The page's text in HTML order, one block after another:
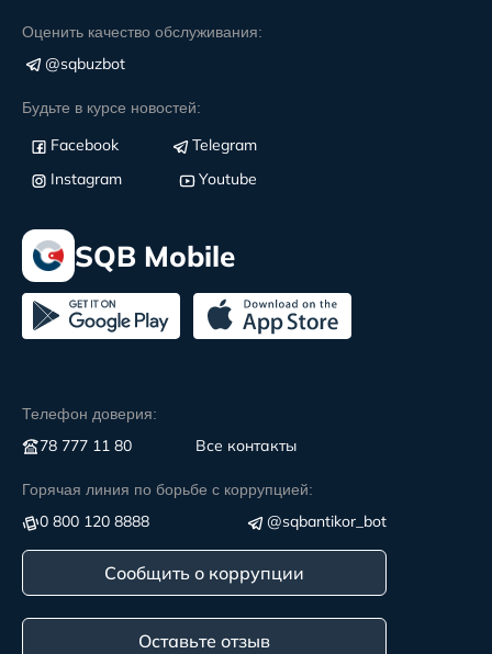
Оценить качество обслуживания:
@sqbuzbot
Будьте в курсе новостей:
Facebook
Telegram
Instagram
Youtube
SQB Mobile
Телефон доверия:
78 777 11 80 Все контакты
Горячая линия по борьбе с коррупцией:
0 800 120 8888 @sqbantikor_bot
Сообщить о коррупции
Оставьте отзыв